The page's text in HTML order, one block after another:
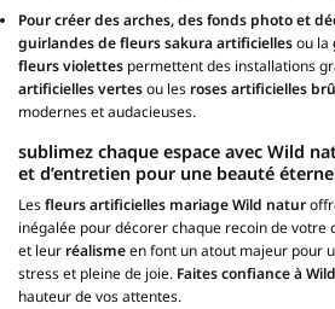
Pour créer des arches, des fonds photo et
guirlandes de fleurs sakura artificiellesou la
fleurs violettes permettent des installations
artificielles vertesou les roses artificielles
modernes et audacieuses.
sublimez chaque espace avec Wild
et d’entretien pour une beauté
Lesfleurs artificielles mariage Wild natur
inégalée pour décorer chaque recoin de votre
et leur réalismeen font un atout majeur pour
stress et pleine de joie. Faites confiance à
hauteur de vos attentes.